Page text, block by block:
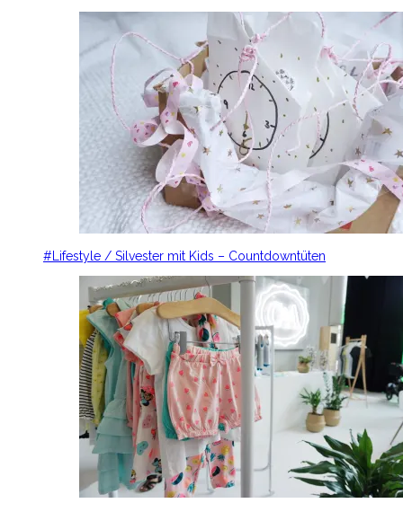
#Lifestyle / Silvester mit Kids – Countdowntüten